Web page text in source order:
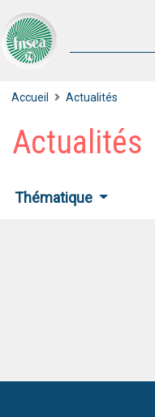
Accueil Actualités
Actualités
Thématique